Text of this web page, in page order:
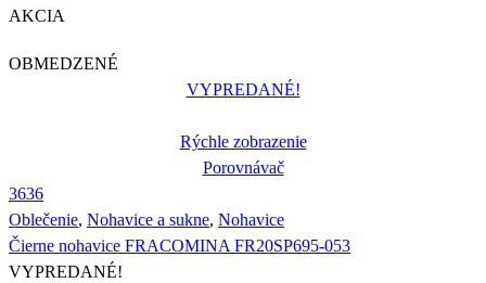
AKCIA
OBMEDZENÉ
VYPREDANÉ!
Rýchle zobrazenie
Porovnávač
3636
Oblečenie, Nohavice a sukne, Nohavice
Čierne nohavice FRACOMINA FR20SP695-053
VYPREDANÉ!